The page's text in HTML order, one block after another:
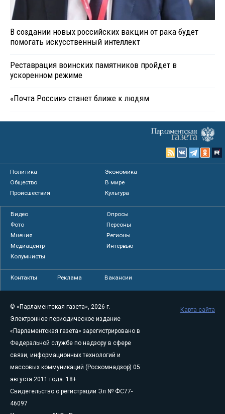
В создании новых российских вакцин от рака будет
помогать искусственный интеллект
Реставрация воинских памятников пройдет в
ускоренном режиме
«Почта России» станет ближе к людям
Политика
Экономика
Общество
В мире
Происшествия
Культура
Видео
Опросы
Фото
Персоны
Мнения
Регионы
Медиацентр
Интервью
Колумнисты
Контакты Реклама Вакансии
© «Парламентская газета», 2026 г.
Электронное периодическое издание
«Парламентская газета» зарегистрировано в
Федеральной службе по надзору в сфере
связи, информационных технологий и
массовых коммуникаций (Роскомнадзор) 05
августа 2011 года. 18+
Свидетельство о регистрации Эл № ФС77-
46097
Карта сайта